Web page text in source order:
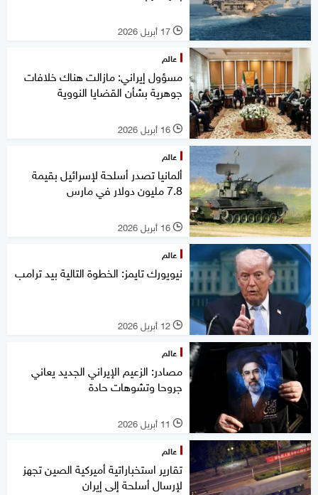
l 17 أبريل 2026
عالم
مسؤول إيراني: مازالت هناك خلافات
جوهرية بشأن القضايا النووية
l 16 أبريل 2026
عالم
ألمانيا تصدر أسلحة لإسرائيل بقيمة
7.8 مليون دولار في مارس
l 16 أبريل 2026
عالم
نيويورك تايمز: الخطوة التالية بيد ترامب
l 12 أبريل 2026
عالم
مصادر: الزعيم الإيراني الجديد يعاني
جروحا وتشوهات حادة
l 11 أبريل 2026
عالم
تقارير استخباراتية أميركية الصين تجهز
لإرسال أسلحة إلى إيران